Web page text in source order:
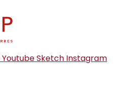
YoutubeSketch Instagram